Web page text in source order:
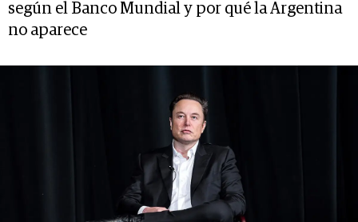
según el Banco Mundial y por qué la Argentina
no aparece